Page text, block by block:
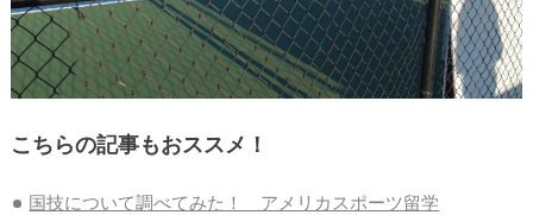
こちらの記事もおススメ！
国技について調べてみた！ アメリカスポーツ留学